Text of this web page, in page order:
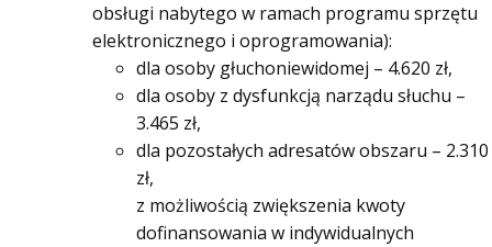
obsługi nabytego w ramach programu sprzętu
elektronicznego i oprogramowania):
dla osoby głuchoniewidomej – 4.620 zł,
dla osoby z dysfunkcją narządu słuchu –
3.465 zł,
dla pozostałych adresatów obszaru – 2.310
zł,
z możliwością zwiększenia kwoty
dofinansowania w indywidualnych